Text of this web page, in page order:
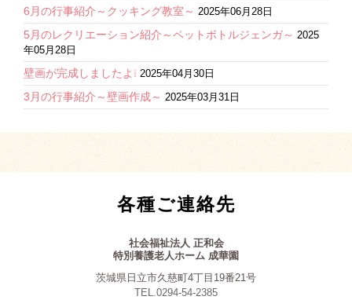
6月の行事紹介～クッキング教室～ 2025年06月28日
5月のレクリエーション紹介～ペットボトルジェンガ～ 2025
年05月28日
壁画が完成しましたよ❕ 2025年04月30日
3月の行事紹介～壁画作成～ 2025年03月31日
各種ご連絡先
社会福祉法人 正和会
特別養護老人ホーム 成華園
茨城県日立市久慈町4丁目19番21号
TEL.0294-54-2385